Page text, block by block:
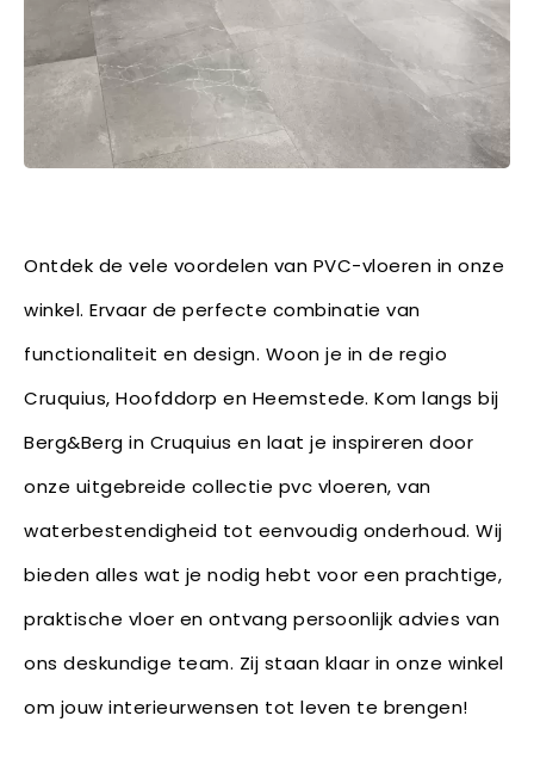
Ontdek de vele voordelen van PVC-vloeren in onze
winkel. Ervaar de perfecte combinatie van
functionaliteit en design. Woon je in de regio
Cruquius, Hoofddorp en Heemstede. Kom langs bij
Berg&Berg in Cruquius en laat je inspireren door
onze uitgebreide collectie pvc vloeren, van
waterbestendigheid tot eenvoudig onderhoud. Wij
bieden alles wat je nodig hebt voor een prachtige,
praktische vloer en ontvang persoonlijk advies van
ons deskundige team. Zij staan klaar in onze winkel
om jouw interieurwensen tot leven te brengen!